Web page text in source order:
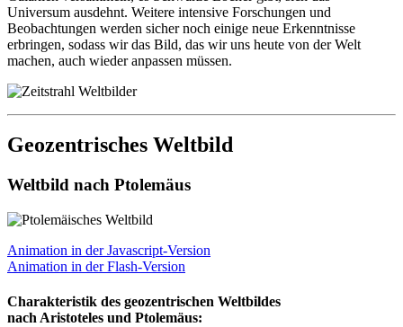
Universum ausdehnt. Weitere intensive Forschungen und
Beobachtungen werden sicher noch einige neue Erkenntnisse
erbringen, sodass wir das Bild, das wir uns heute von der Welt
machen, auch wieder anpassen müssen.
Geozentrisches Weltbild
Weltbild nach Ptolemäus
Animation in der Javascript-Version
Animation in der Flash-Version
Charakteristik des geozentrischen Weltbildes
nach Aristoteles und Ptolemäus: